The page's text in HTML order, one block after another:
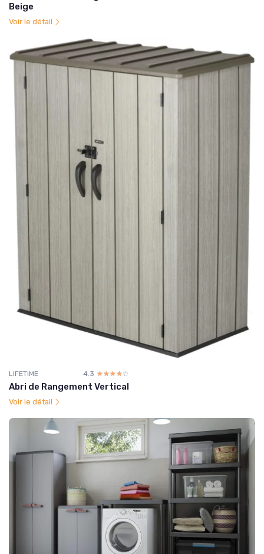
Beige
Voir le détail
LIFETIME 4.3 ☆☆☆☆☆
★★★★★
Abri de Rangement Vertical
Voir le détail